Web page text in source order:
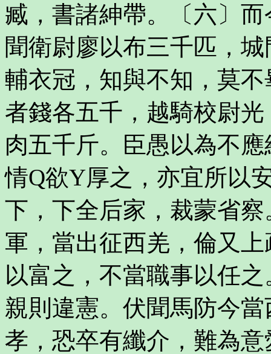
臧，書諸紳帶。〔六〕
聞衛尉廖以布三千匹，
輔衣冠，知與不知，莫
者錢各五千，越騎校尉
肉五千斤。臣愚以為不
情Q欲Y厚之，亦宜所以
下，下全后家，裁蒙省
軍，當出征西羌，倫又
以富之，不當職事以任
親則違憲。伏聞馬防今
孝，恐卒有纖介，難為